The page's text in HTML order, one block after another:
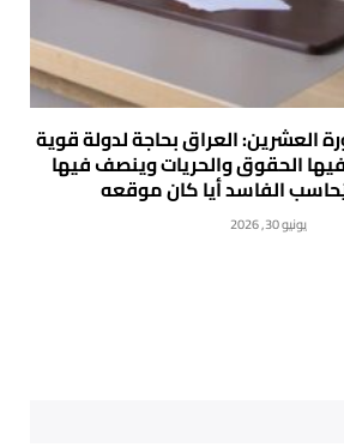
العشرين: العراق بحاجة لدولة قوية
الحقوق والحريات وينصف فيها
الفاسد أيا كان موقعه
يونيو 30, 2026